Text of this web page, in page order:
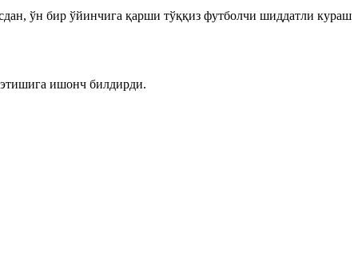
ўн бир ўйинчига қарши тўққиз футболчи шиддатли кураш
ишонч билдирди.